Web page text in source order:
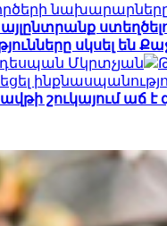
նախարարները
սկսել են
դեսպան Մկրտչյան
շուկայում աճ է